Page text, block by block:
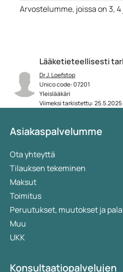
Lääketieteellisesti
Dr J. Loefstop
Unico code: 07201
Yleislääkäri
Viimeksi tarkistettu: 25.5.2025
Arvostelumme, joissa on 3,
Asiakaspalvelumme
Ota yhteyttä
Tilauksen tekeminen
Maksut
Toimitus
Peruutukset, muutokset ja
Muu
UKK
Konsultaatiopalvelujen